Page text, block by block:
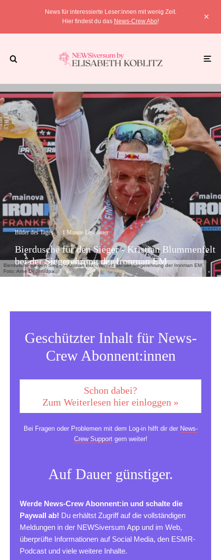
News für interessierte Leser:innen mit wenig Zeit.
Hier findest du das News-Crew Abo!
Bierdusche für den Sieger - Kristian Blummenfelt bei der Siegerehrung der Ironman EM
Foto: Arne Dedert/dpa
Bilder des Tages · 1 Minute Lesedauer
Bierdusche für den Sieger - Kristian Blummenfelt
bei der Siegerehrung der Ironman EM
Geschützter Inhalt für News-
Crew Abonnent:innen
Schon dabei?
Zum Weiterlesen hier einloggen »
Bei Fragen oder Problemen mit dem Log-in hilft dir der News-
Crew Supportgern weiter!
Auf Dauer günstiger.
Werde News-Crew Abonnent:in und schalte die
Paywall ab! Du erhältst Zugriff auf die vollständigen
Meldungen in der NEWSiversum App und im Web,
überprüfte Informationen auf Social Media, den ESMR-
Podcast und viele weitere Inhalte.